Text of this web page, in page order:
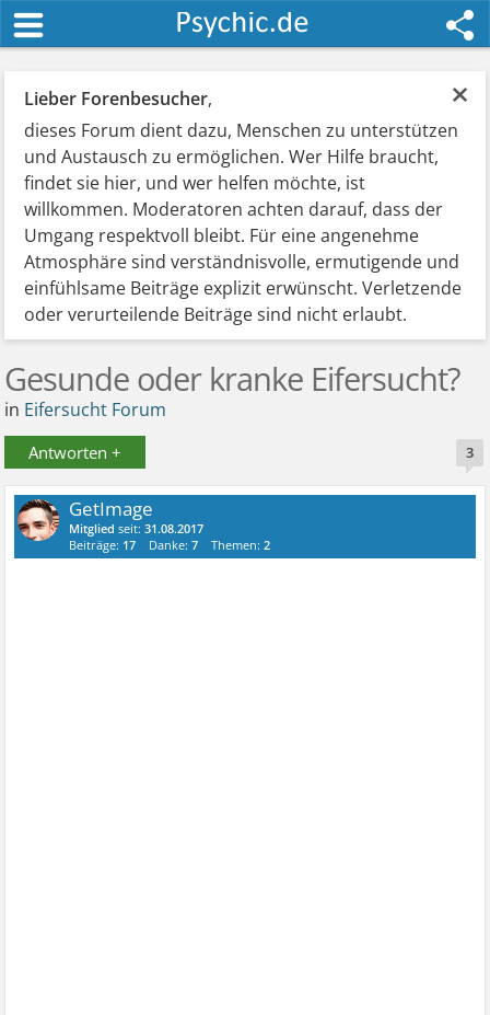
×
Lieber Forenbesucher,
dieses Forum dient dazu, Menschen zu unterstützen
und Austausch zu ermöglichen. Wer Hilfe braucht,
findet sie hier, und wer helfen möchte, ist
willkommen. Moderatoren achten darauf, dass der
Umgang respektvoll bleibt. Für eine angenehme
Atmosphäre sind verständnisvolle, ermutigende und
einfühlsame Beiträge explizit erwünscht. Verletzende
oder verurteilende Beiträge sind nicht erlaubt.
Gesunde oder kranke Eifersucht?
in Eifersucht Forum
Antworten + 3
GetImage
Mitglied seit:31.08.2017
Beiträge: 17 Danke:7 Themen:2